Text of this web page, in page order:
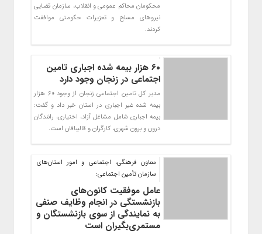
محکومان محاکم عمومی و انقلاب، سازمان قضایی
نیروهای مسلح و تعزیرات حکومتی موافقت
کردند.
۶۰ هزار بیمه شده اجباری تامین
اجتماعی در زنجان وجود دارد
مدیر کل تامین اجتماعی زنجان از وجود ۶۰ هزار
بیمه شده غیر اجباری در استان خبر داد و گفت:
بیمه اجباری شامل مشاغل آزاد، اختیاری، رانندگان
درون و برون شهری، کارگران و قالیبافان است.
معاون فرهنگی، اجتماعی و امور استان‌های
سازمان تأمین اجتماعی:
عامل موفقیت کانون‌های
بازنشستگی در انجام وظایف صنفی
به نمایندگی از سوی بازنشستگان و
مستمری‌بگیران است